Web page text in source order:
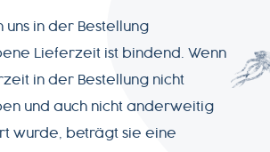
uns in der Bestellung
Lieferzeit ist bindend. Wenn
in der Bestellung nicht
und auch nicht anderweitig
wurde, beträgt sie eine